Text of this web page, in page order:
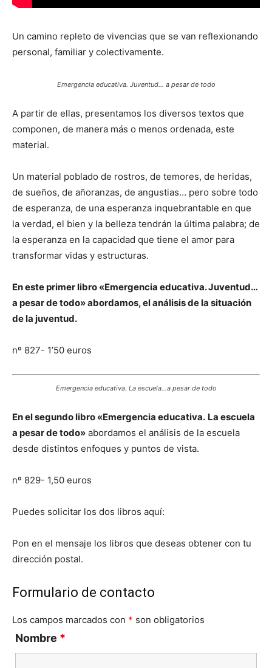
Un camino repleto de vivencias que se van reflexionando
personal, familiar y colectivamente.
Emergencia educativa. Juventud… a pesar de todo
A partir de ellas, presentamos los diversos textos que
componen, de manera más o menos ordenada, este
material.
Un material poblado de rostros, de temores, de heridas,
de sueños, de añoranzas, de angustias… pero sobre todo
de esperanza, de una esperanza inquebrantable en que
la verdad, el bien y la belleza tendrán la última palabra; de
la esperanza en la capacidad que tiene el amor para
transformar vidas y estructuras.
En este primer libro «Emergencia educativa. Juventud…
a pesar de todo» abordamos, el análisis de la situación
de la juventud.
nº 827- 1’50 euros
Emergencia educativa. La escuela…a pesar de todo
En el segundo libro «Emergencia educativa. La escuela
a pesar de todo» abordamos el análisis de la escuela
desde distintos enfoques y puntos de vista.
nº 829- 1,50 euros
Puedes solicitar los dos libros aquí:
Pon en el mensaje los libros que deseas obtener con tu
dirección postal.
Formulario de contacto
Los campos marcados con * son obligatorios
Nombre *